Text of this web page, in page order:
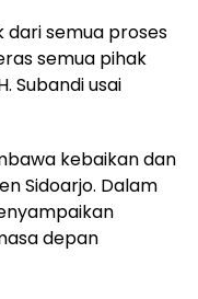
dari semua proses
semua pihak
Subandi usai
kebaikan dan
Sidoarjo. Dalam
depan